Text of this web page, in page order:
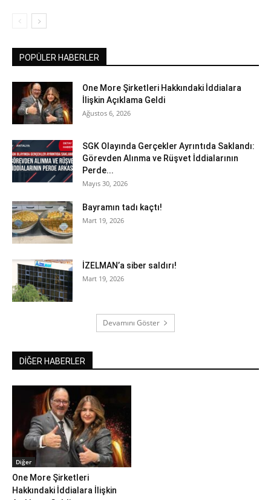
POPÜLER HABERLER
One More Şirketleri Hakkındaki İddialara
İlişkin Açıklama Geldi
Ağustos 6, 2026
SGK Olayında Gerçekler Ayrıntıda Saklandı:
Görevden Alınma ve Rüşvet İddialarının
Perde...
Mayıs 30, 2026
Bayramın tadı kaçtı!
Mart 19, 2026
İZELMAN’a siber saldırı!
Mart 19, 2026
Devamını Göster
DİĞER HABERLER
Diğer
One More Şirketleri
Hakkındaki İddialara İlişkin